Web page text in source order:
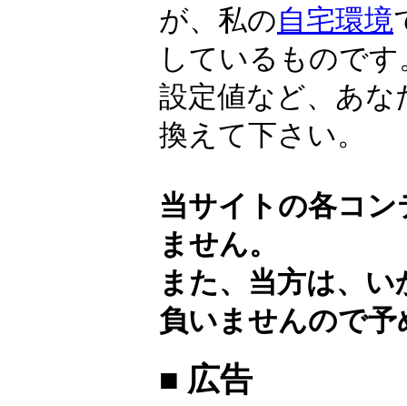
が、私の自宅環境
しているものです
設定値など、あな
換えて下さい。
当サイトの各コ
ません。
また、当方は、
負いませんので
■ 広告